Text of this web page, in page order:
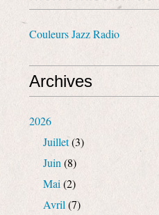
Couleurs Jazz Radio
Archives
2026
Juillet(3)
Juin (8)
Mai (2)
Avril (7)